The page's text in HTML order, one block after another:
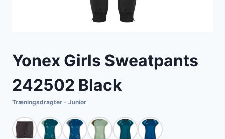
Yonex Girls Sweatpants
242502 Black
Træningsdragter - Junior